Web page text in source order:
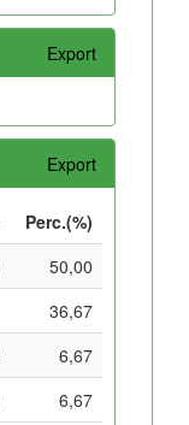
Export
Export
Perc.(%)
50,00
36,67
6,67
6,67